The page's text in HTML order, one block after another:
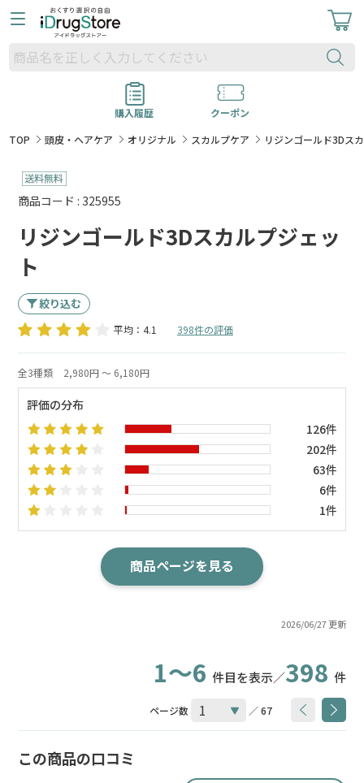
購入履歴
クーポン
TOP
頭皮・ヘアケア オリジナル スカルプケア リジンゴールド3Dス
商品コード : 325955
リジンゴールド3Dスカルプジェッ
ト
絞り込む
平均：4.1 398件の評価
2026/06/27 更新
全3種類 2,980円 ～ 6,180円
評価の分布
126件
202件
63件
6件
1件
商品ページを見る
1～6 件目を表示／398 件
ページ数 ／ 67
この商品の口コミ